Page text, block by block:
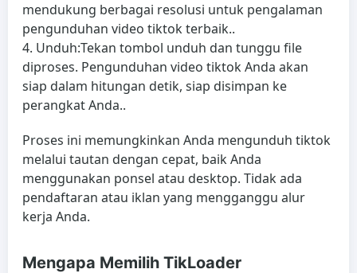
mendukung berbagai resolusi untuk pengalaman
pengunduhan video tiktok terbaik..
Unduh:Tekan tombol unduh dan tunggu file
diproses. Pengunduhan video tiktok Anda akan
siap dalam hitungan detik, siap disimpan ke
perangkat Anda..
Proses ini memungkinkan Anda mengunduh tiktok
melalui tautan dengan cepat, baik Anda
menggunakan ponsel atau desktop. Tidak ada
pendaftaran atau iklan yang mengganggu alur
kerja Anda.
Mengapa Memilih TikLoader